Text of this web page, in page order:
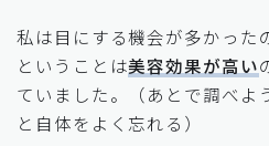
私は目にする機会が多かった
ということは美容効果が高い
ていました。（あとで調べよ
と自体をよく忘れる）